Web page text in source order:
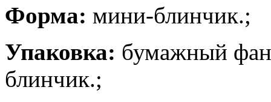
Форма: мини-блинчик.;
Упаковка: бумажный
блинчик.;